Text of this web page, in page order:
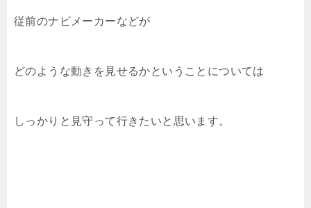
従前のナビメーカーなどが
どのような動きを見せるかということについては
しっかりと見守って行きたいと思います。